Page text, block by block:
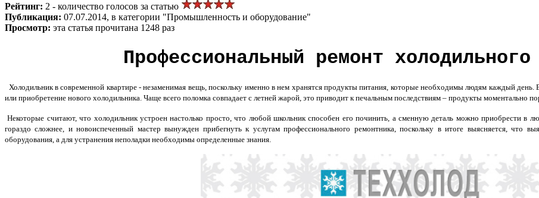
Рейтинг: 2 - количество голосов за статью
Публикация: 07.07.2014, в категории "Промышленность и оборудование"
Просмотр: эта статья прочитана 1248 раз
Профессиональный ремонт холодильного
Холодильник в современной квартире - незаменимая вещь, поскольку именно в нем хранятся продукты питания, которые необходимы людям каждый
или приобретение нового холодильника. Чаще всего поломка совпадает с летней жарой, это приводит к печальным последствиям – продукты моментально
Некоторые считают, что холодильник устроен настолько просто, что любой школьник способен его починить, а сменную деталь можно приобрести в
гораздо сложнее, и новоиспеченный мастер вынужден прибегнуть к услугам профессионального ремонтника, поскольку в итоге выясняется, что
оборудования, а для устранения неполадки необходимы определенные знания.